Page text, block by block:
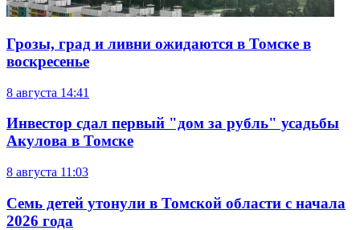
Грозы, град и ливни ожидаются в Томске в
воскресенье
8 августа 14:41
Инвестор сдал первый "дом за рубль" усадьбы
Акулова в Томске
8 августа 11:03
Семь детей утонули в Томской области с начала
2026 года